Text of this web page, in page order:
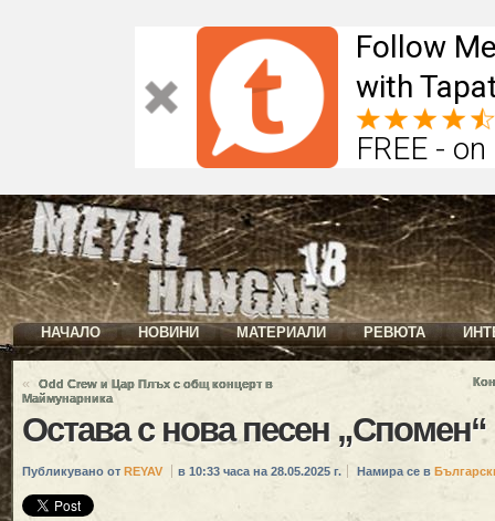
Follow
with
FREE -
НАЧАЛО НОВИНИ МАТЕРИАЛИ РЕВЮТА
«
Odd Crew и Цар Плъх с общ концерт в
Маймунарника
Остава с нова песен „Спомен“
Публикувано от REYAV в 10:33 часа на 28.05.2025 г. Намира се в